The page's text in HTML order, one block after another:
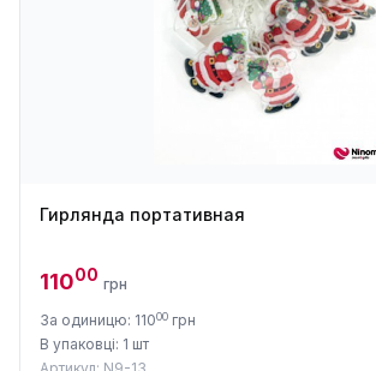
Гирлянда портативная
11000 грн
За одиницю: 11000 грн
В упаковці: 1 шт